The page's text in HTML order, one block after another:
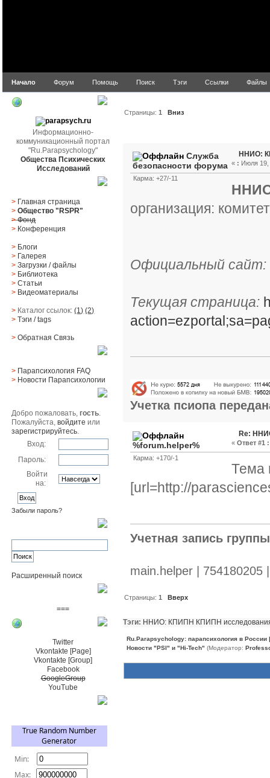
Начало Форум Помощь Поиск Тэги Ссылки Файлы
Информационно-
коммуникационный портал
"Ru.Parapsychology"
Общества Психических
Исследований
> Главная страница
> Общество "RSPR"
> Фонд
> Конференция
> Блоги
> Галерея
> Загрузки/файлы
> Библиотека
> Статьи
> Видеоматериалы
> Каталог ссылок:(1) (2)
> Тэги/ tags
> Обратная Cвязь
> Парапсихология FAQ
> Новости Парапсихологии
Добро пожаловать,гость.
Пожалуйста,войдите или
зарегистрируйтесь.
Вход:
Пароль:
Войти
на:
Забыли пароль?
Расширенный поиск
===
Twitter
Vkontakte [Page]
Vkontakte [Group]
Facebook
GoogleGroup
YouTube
Страницы:1 Вниз
Служба
безопасности форума
Карма: +27/-11
ННИО:
« : Июля 19,
организация:
Официальный сайт:
Текущая страница:
Учетка псиопа
%forum.helper%
Карма: +170/-1
Re:
« Ответ #1 :
Тема
[url=http://
Учетная запись
main.helper |
Страницы:1 Вверх
Тэги: ННИО: КПИПН КПИПН
Ru.Parapsychology: парапсихология в
Новости "PSI" и "Hi-Tech" (Модератор: